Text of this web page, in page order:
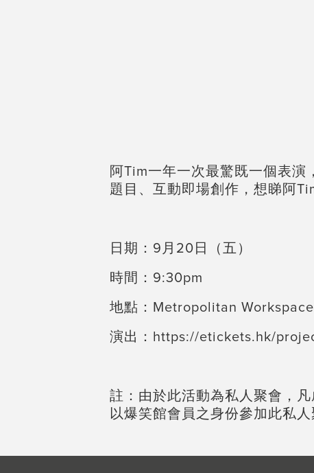
阿Tim一年一次最驚既一個表
題目、互動即場創作，想睇阿
日期：9月20日（五）
時間：9:30pm
地點：Metropolitan
演出： https://etickets.hk/
註：由於此活動為私人聚會，
以爆笑館會員之身份參加此私人